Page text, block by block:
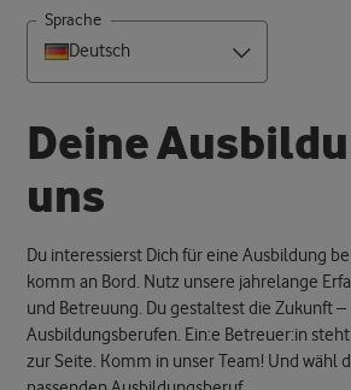
Sprache
Deutsch
DeineAusbildu
uns
Du interessierst Dich für eine Ausbildung
komm an Bord. Nutz unsere jahrelange
und Betreuung. Du gestaltest die Zukunft –
Ausbildungsberufen. Ein:e Betreuer:in
zur Seite. Komm in unser Team! Und wähl